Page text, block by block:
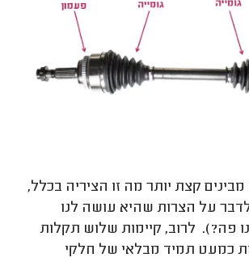
קצת יותר מה זו הציריה בכלל,
על הצרות שהיא עושה לנו
פה?). לרוב, קיימות שלוש תקלות
כמעט תמיד מבלאי של חלקי